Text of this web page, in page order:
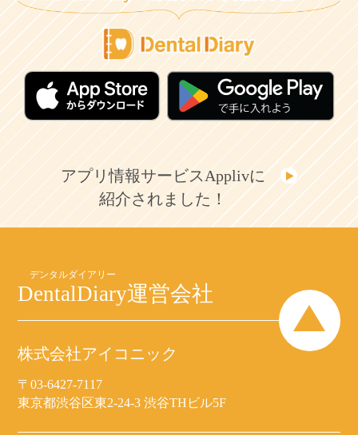
アプリ情報サービスApplivに
紹介されました！
DentalDiary運営会社
株式会社アイコニック
〒03-6427-7117
東京都渋谷区東2-24-3 渋谷THビル5F